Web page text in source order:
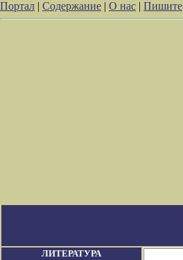
Портал | Содержание | О нас | Пишите
ЛИТЕРАТУРА